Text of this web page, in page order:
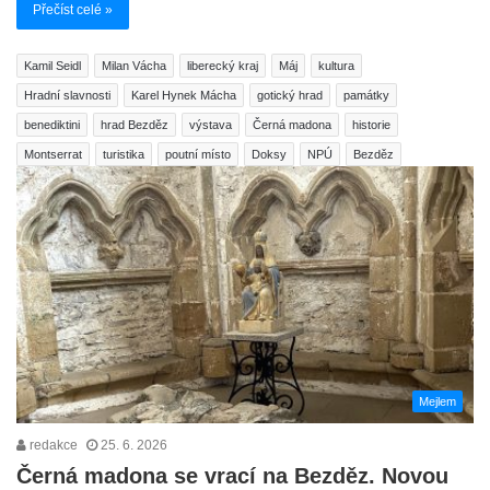
Přečíst celé »
Kamil Seidl Milan Vácha liberecký kraj Máj kultura
Hradní slavnosti Karel Hynek Mácha gotický hrad památky
benediktini hrad Bezděz výstava Černá madona historie
Montserrat turistika poutní místo Doksy NPÚ Bezděz
Mejlem
redakce 25. 6. 2026
Černá madona se vrací na Bezděz. Novou